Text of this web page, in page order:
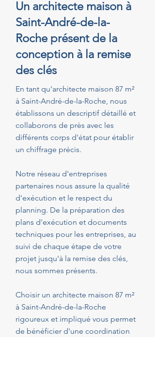
Un architecte maison à
Saint-André-de-la-
Roche présent de la
conception à la remise
des clés
En tant qu'architecte maison 87 m²
à Saint-André-de-la-Roche, nous
établissons un descriptif détaillé et
collaborons de près avec les
différents corps d'état pour établir
un chiffrage précis.
Notre réseau d'entreprises
partenaires nous assure la qualité
d'exécution et le respect du
planning. De la préparation des
plans d'exécution et documents
techniques pour les entreprises, au
suivi de chaque étape de votre
projet jusqu'à la remise des clés,
nous sommes présents.
Choisir un architecte maison 87 m²
à Saint-André-de-la-Roche
rigoureux et impliqué vous permet
de bénéficier d'une coordination